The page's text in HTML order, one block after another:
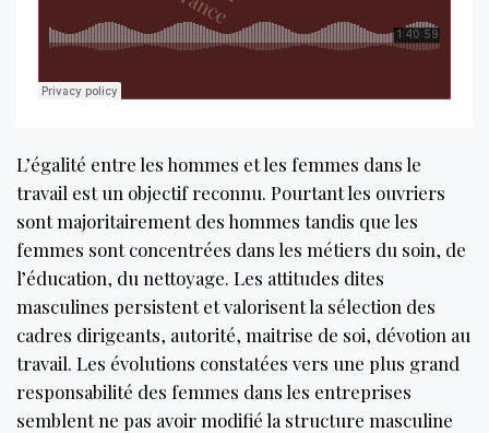
L’égalité entre les hommes et les femmes dans le
travail est un objectif reconnu. Pourtant les ouvriers
sont majoritairement des hommes tandis que les
femmes sont concentrées dans les métiers du soin, de
l’éducation, du nettoyage. Les attitudes dites
masculines persistent et valorisent la sélection des
cadres dirigeants, autorité, maitrise de soi, dévotion au
travail. Les évolutions constatées vers une plus grand
responsabilité des femmes dans les entreprises
semblent ne pas avoir modifié la structure masculine